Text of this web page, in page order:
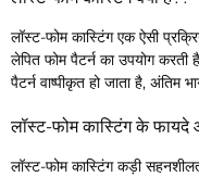
लॉस्ट-फोम कास्टिंग एक ऐसी
लेपित फोम पैटर्न का उपयोग करती
पैटर्न वाष्पीकृत हो जाता है, अंतिम
लॉस्ट-फोम कास्टिंग के
लॉस्ट-फोम कास्टिंग कड़ी